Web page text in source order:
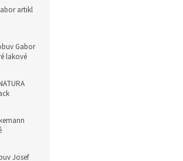
artikl
Gabor
lakové
Josef